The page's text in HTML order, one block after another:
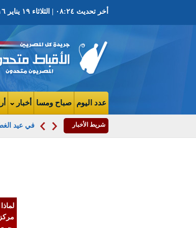
أخر تحديث ٠٨:٢٤ | الثلاثاء ١٩ يناير ٢٠١٦ | ١٠طوبة ١٧٣٢ ش | العدد ٣٨١٢ السنة التاسعة
عدد اليوم صباح ومسا أخبار
شريط الأخبار في عيد
بين